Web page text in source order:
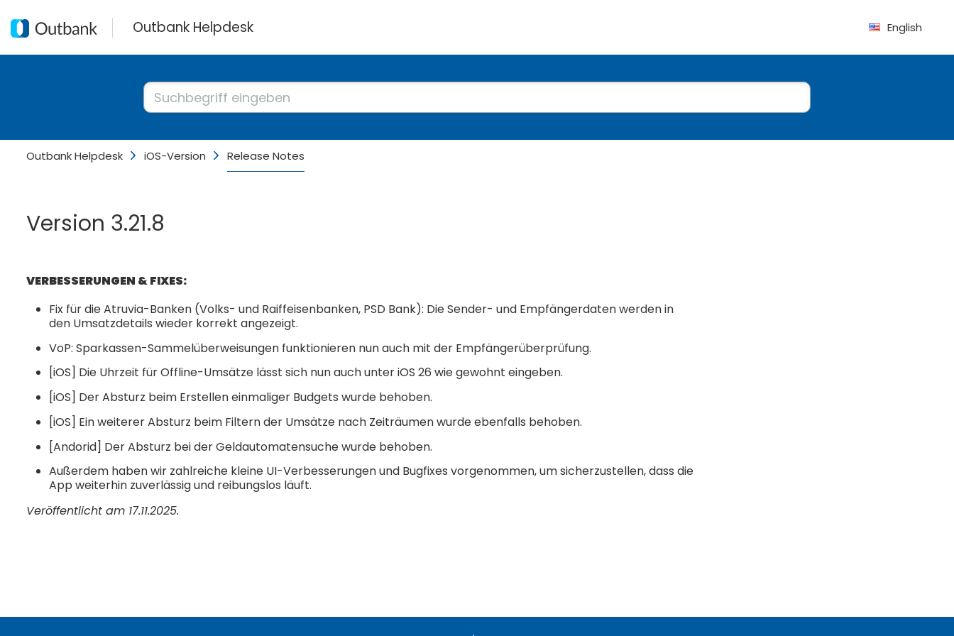
Outbank Helpdesk English
Outbank Helpdesk iOS-Version Release Notes
Version 3.21.8
VERBESSERUNGEN & FIXES:
Fix für die Atruvia-Banken (Volks- und Raiffeisenbanken, PSD Bank): Die Sender- und Empfängerdaten werden in
den Umsatzdetails wieder korrekt angezeigt.
VoP: Sparkassen-Sammelüberweisungen funktionieren nun auch mit der Empfängerüberprüfung.
[iOS] Die Uhrzeit für Offline-Umsätze lässt sich nun auch unter iOS 26 wie gewohnt eingeben.
[iOS] Der Absturz beim Erstellen einmaliger Budgets wurde behoben.
[iOS] Ein weiterer Absturz beim Filtern der Umsätze nach Zeiträumen wurde ebenfalls behoben.
[Andorid] Der Absturz bei der Geldautomatensuche wurde behoben.
Außerdem haben wir zahlreiche kleine UI-Verbesserungen und Bugfixes vorgenommen, um sicherzustellen, dass die
App weiterhin zuverlässig und reibungslos läuft.
Veröffentlicht am 17.11.2025.